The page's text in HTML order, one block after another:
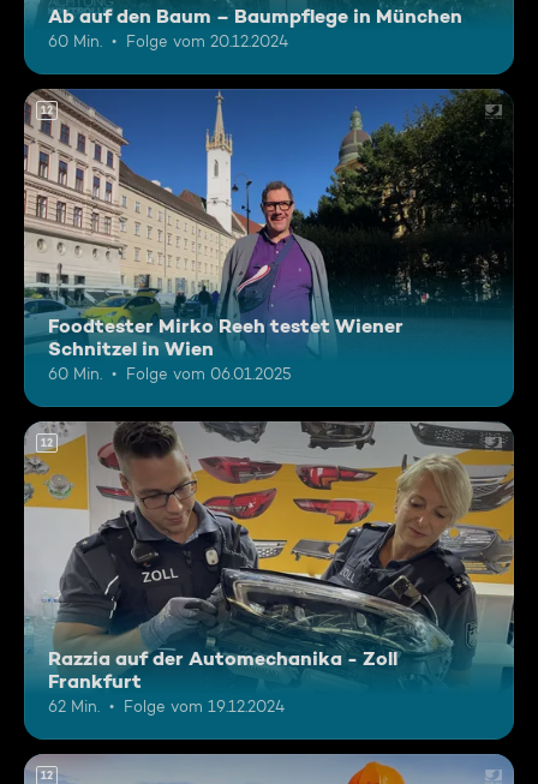
Ab auf den Baum – Baumpflege in München
60 Min. Folge vom 20.12.2024
12
Foodtester Mirko Reeh testet Wiener
Schnitzel in Wien
60 Min. Folge vom 06.01.2025
12
Razzia auf der Automechanika - Zoll
Frankfurt
62 Min. Folge vom 19.12.2024
12